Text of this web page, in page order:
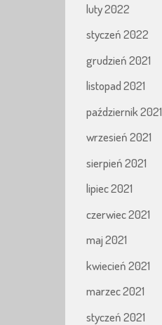
luty 2022
styczeń 2022
grudzień 2021
listopad 2021
październik 2021
wrzesień 2021
sierpień 2021
lipiec 2021
czerwiec 2021
maj 2021
kwiecień 2021
marzec 2021
styczeń 2021